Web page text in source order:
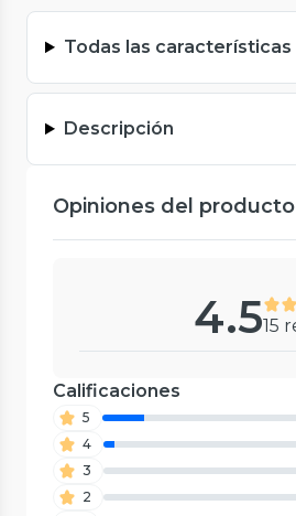
Todas las características
Descripción
Opiniones del producto
4.515
Calificaciones
5
4
3
2